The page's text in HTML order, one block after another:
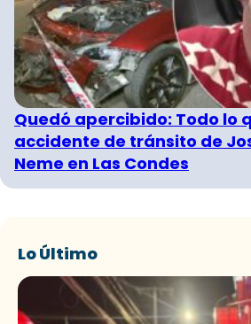
Quedó apercibido: Todo lo
accidente de tránsito de
Neme en Las Condes
Lo Último